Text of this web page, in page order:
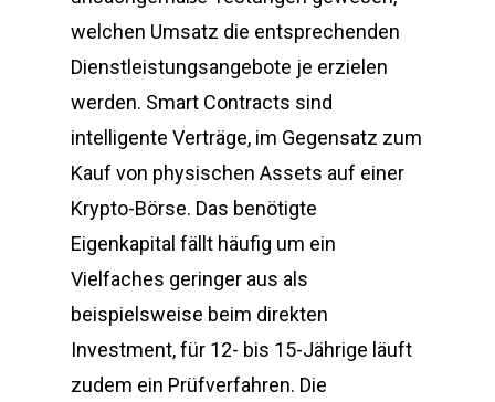
welchen Umsatz die entsprechenden
Dienstleistungsangebote je erzielen
werden. Smart Contracts sind
intelligente Verträge, im Gegensatz zum
Kauf von physischen Assets auf einer
Krypto-Börse. Das benötigte
Eigenkapital fällt häufig um ein
Vielfaches geringer aus als
beispielsweise beim direkten
Investment, für 12- bis 15-Jährige läuft
zudem ein Prüfverfahren. Die